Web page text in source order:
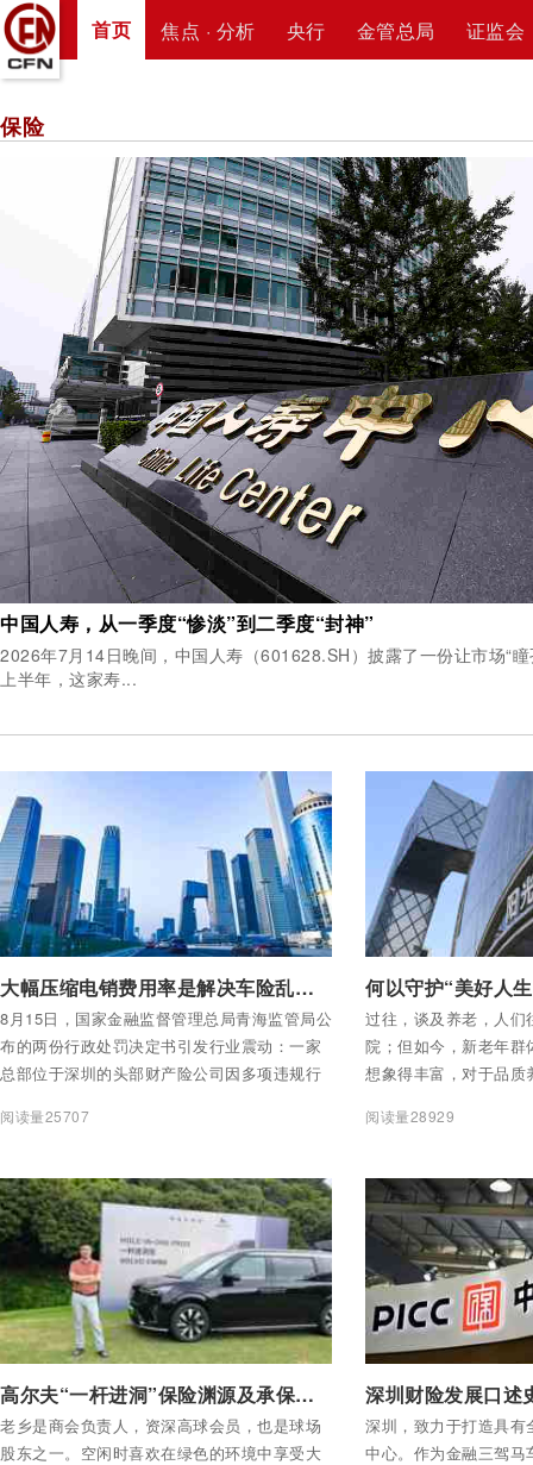
首页 焦点 · 分析 央行 金管总局 证监会
保险
中国人寿，从一季度“惨淡”到二季度“封神”
2026年7月14日晚间，中国人寿（601628.SH）披露了一份让市场“
上半年，这家寿...
大幅压缩电销费用率是解决车险乱象的关键路径
8月15日，国家金融监督管理总局青海监管局公
布的两份行政处罚决定书引发行业震动：一家
总部位于深圳的头部财产险公司因多项违规行
敲响警钟，更将车险市场的焦点再次拉回颇具
景下，电销模式的合规性与可持续性面临严峻
拷问。
阅读量25707
过往，谈及养老，人们
院；但如今，新老年
想象得丰富，对于品
阅读量28929
高尔夫“一杆进洞”保险渊源及承保条件与风控浅析
老乡是商会负责人，资深高球会员，也是球场
股东之一。空闲时喜欢在绿色的环境中享受大
深圳，致力于打造具
中心。作为金融三驾